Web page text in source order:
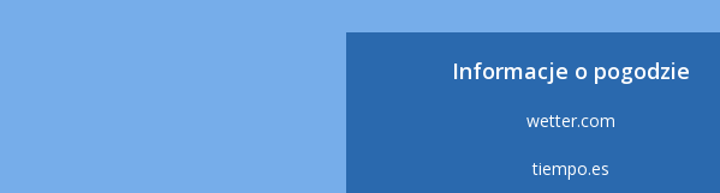
Informacje o pogodzie
wetter.com
tiempo.es